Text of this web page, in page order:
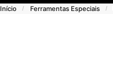
Início / Ferramentas Especiais /